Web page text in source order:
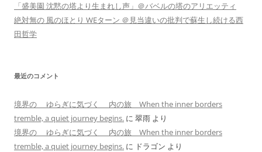
「盛美園 沈黙の塔より生まれし声」＠バベルの塔のアリエッティ
絶対無の 風のほとり WEターン ＠見当違いの批判で蘇生し続ける西
田哲学
最近のコメント
境界の ゆらぎに気づく 内の旅 When the inner borders
tremble, a quiet journey begins. に 翠雨 より
境界の ゆらぎに気づく 内の旅 When the inner borders
tremble, a quiet journey begins. に ドラゴン より